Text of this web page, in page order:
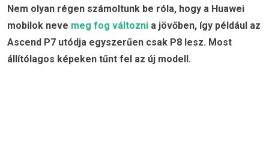
Nem olyan régen számoltunk be róla, hogy a Huawei
mobilok neve meg fog változni a jövőben, így például az
Ascend P7 utódja egyszerűen csak P8 lesz. Most
állítólagos képeken tűnt fel az új modell.